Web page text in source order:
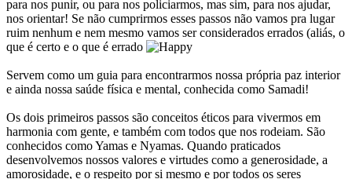
para nos punir, ou para nos policiarmos, mas sim, para nos ajudar,
nos orientar! Se não cumprirmos esses passos não vamos pra lugar
ruim nenhum e nem mesmo vamos ser considerados errados (aliás, o
que é certo e o que é errado
Servem como um guia para encontrarmos nossa própria paz interior
e ainda nossa saúde física e mental, conhecida como Samadi!
Os dois primeiros passos são conceitos éticos para vivermos em
harmonia com gente, e também com todos que nos rodeiam. São
conhecidos como Yamas e Nyamas. Quando praticados
desenvolvemos nossos valores e virtudes como a generosidade, a
amorosidade, e o respeito por si mesmo e por todos os seres